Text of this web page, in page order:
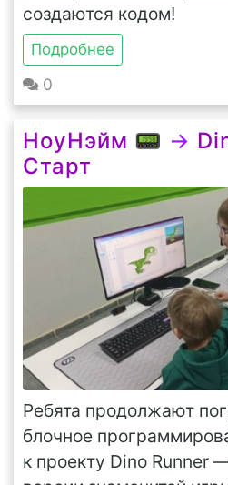
создаются кодом!
Подробнее
0
НоуНэйм 📟 →
Старт
Ребята продолжают
блочное
к проекту Dino Runner